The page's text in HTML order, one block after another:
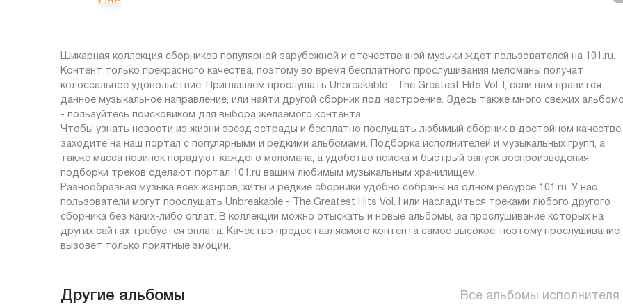
Шикарная коллекция сборников популярной зарубежной и отечественной музыки ждет пользователей на 101.ru.
Контент только прекрасного качества, поэтому во время бесплатного прослушивания меломаны получат
колоссальное удовольствие. Приглашаем прослушать Unbreakable - The Greatest Hits Vol. I, если вам нравится
данное музыкальное направление, или найти другой сборник под настроение. Здесь также много свежих
- пользуйтесь поисковиком для выбора желаемого контента.
Чтобы узнать новости из жизни звезд эстрады и бесплатно послушать любимый сборник в достойном качестве,
заходите на наш портал с популярными и редкими альбомами. Подборка исполнителей и музыкальных групп, а
также масса новинок порадуют каждого меломана, а удобство поиска и быстрый запуск воспроизведения
подборки треков сделают портал 101.ru вашим любимым музыкальным хранилищем.
Разнообразная музыка всех жанров, хиты и редкие сборники удобно собраны на одном ресурсе 101.ru. У нас
пользователи могут прослушать Unbreakable - The Greatest Hits Vol. I или насладиться треками любого другого
сборника без каких-либо оплат. В коллекции можно отыскать и новые альбомы, за прослушивание которых на
других сайтах требуется оплата. Качество предоставляемого контента самое высокое, поэтому прослушивание
вызовет только приятные эмоции.
Другие альбомы Все альбомы исполнителя